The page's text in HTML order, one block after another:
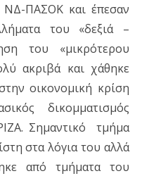
ΝΔ-ΠΑΣΟΚ και έπεσαν
του «δεξιά –
του «μικρότερου
ακριβά και χάθηκε
οικονομική κρίση
δικομματισμός
Σημαντικό τμήμα
στα λόγια του αλλά
από τμήματα του